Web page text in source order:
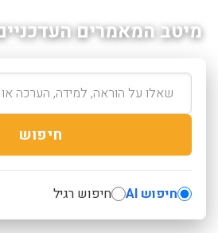
מיטב המאמרים
חיפוש
חיפוש AI חיפוש רגיל